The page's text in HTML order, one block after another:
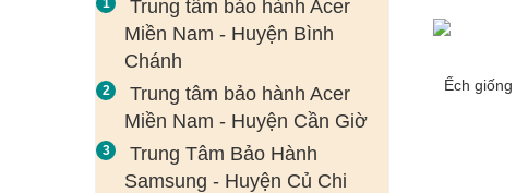
Ếch giống
Trung tâm bảo hành Acer
Miền Nam - Huyện Bình
Chánh
Trung tâm bảo hành Acer
Miền Nam - Huyện Cần Giờ
Trung Tâm Bảo Hành
Samsung - Huyện Củ Chi